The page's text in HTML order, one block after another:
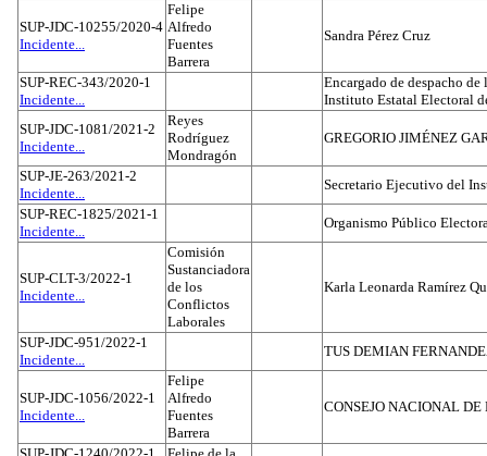
SUP-JDC-10255/2020-4
Incidente...
Felipe
Alfredo
Fuentes
Barrera
Sandra Pérez Cruz
SUP-REC-343/2020-1
Incidente...
Encargado de despacho
Instituto Estatal Electoral
SUP-JDC-1081/2021-2
Incidente...
Reyes
Rodríguez
Mondragón
GREGORIO JIMÉNEZ
SUP-JE-263/2021-2
Incidente...
Secretario Ejecutivo del
SUP-REC-1825/2021-1
Incidente...
Organismo Público
SUP-CLT-3/2022-1
Incidente...
Comisión
Sustanciadora
de los
Conflictos
Laborales
Karla Leonarda Ramírez
SUP-JDC-951/2022-1
Incidente...
TUS DEMIAN
SUP-JDC-1056/2022-1
Incidente...
Felipe
Alfredo
Fuentes
Barrera
CONSEJO NACIONAL